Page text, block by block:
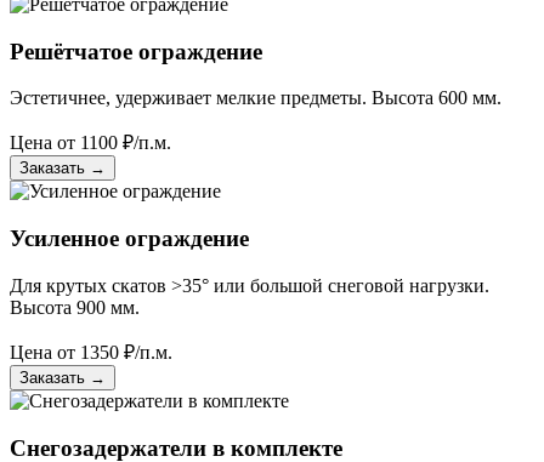
Решётчатое ограждение
Эстетичнее, удерживает мелкие предметы. Высота 600 мм.
Цена от 1100 ₽/п.м.
Заказать →
Усиленное ограждение
Для крутых скатов >35° или большой снеговой нагрузки.
Высота 900 мм.
Цена от 1350 ₽/п.м.
Заказать →
Снегозадержатели в комплекте